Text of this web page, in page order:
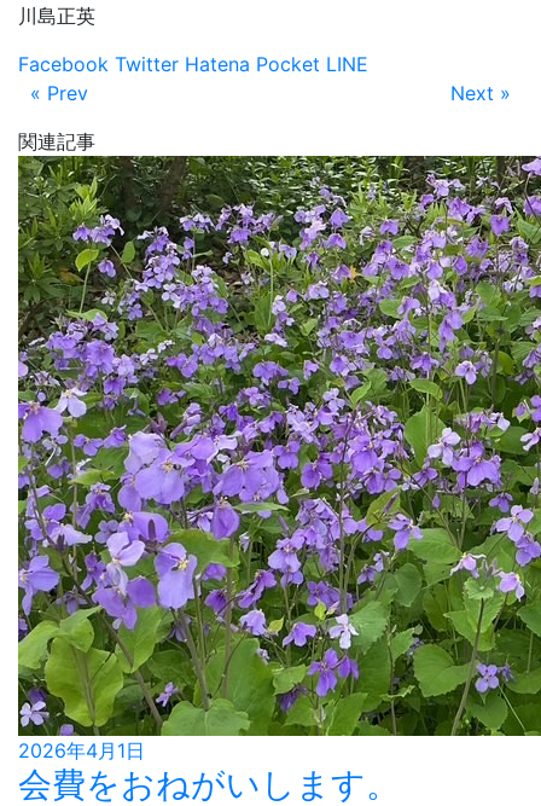
川島正英
Facebook Twitter Hatena Pocket LINE
« Prev
Next »
関連記事
2026年4月1日
会費をおねがいします。